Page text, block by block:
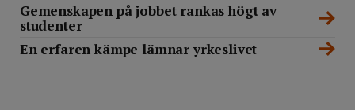
Gemenskapen på jobbet rankas högt av
studenter
En erfaren kämpe lämnar yrkeslivet